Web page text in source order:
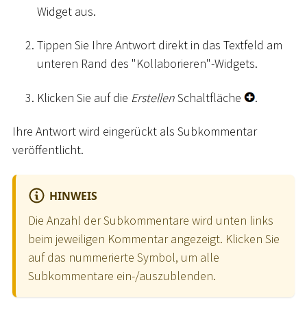
Widget aus.
Tippen Sie Ihre Antwort direkt in das Textfeld am
unteren Rand des "Kollaborieren"-Widgets.
Klicken Sie auf die ErstellenSchaltfläche .
Ihre Antwort wird eingerückt als Subkommentar
veröffentlicht.
HINWEIS
Die Anzahl der Subkommentare wird unten links
beim jeweiligen Kommentar angezeigt. Klicken Sie
auf das nummerierte Symbol, um alle
Subkommentare ein-/auszublenden.